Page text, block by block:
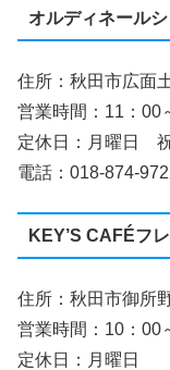
オルディネール
住所：秋田市広面
営業時間：11：00
定休日：月曜日
電話：018-874-
KEY’S CAFÉフ
住所：秋田市御所
営業時間：10：00
定休日：月曜日